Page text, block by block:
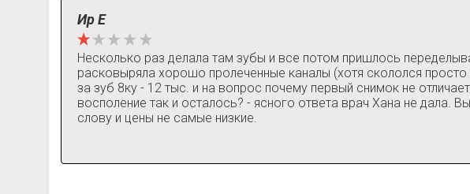
Ир Е
Несколько раз делала там зубы и все потом пришлось
расковыряла хорошо пролеченные каналы (хотя скололся
за зуб 8ку - 12 тыс. и на вопрос почему первый снимок не
восполение так и осталось? - ясного ответа врач Хана не
слову и цены не самые низкие.